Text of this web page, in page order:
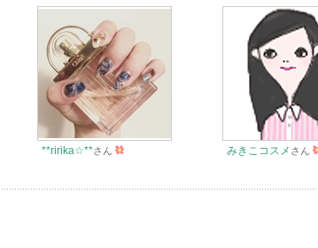
**ririka☆**さん みきこコスメ さん